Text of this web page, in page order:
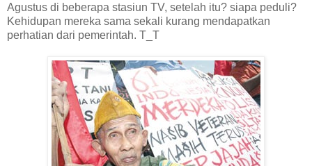
Agustus di beberapa stasiun TV, setelah itu? siapa peduli?
Kehidupan mereka sama sekali kurang mendapatkan
perhatian dari pemerintah. T_T